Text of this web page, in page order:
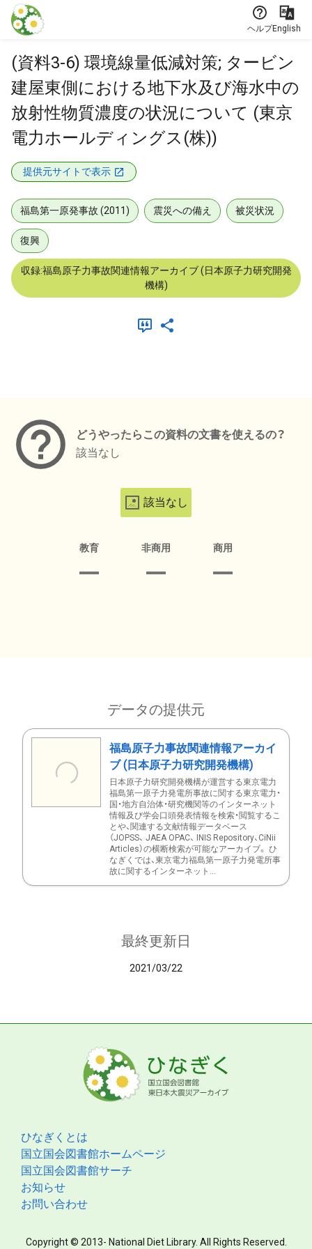
本文に飛ぶ
ヘルプEnglish
(資料3-6) 環境線量低減対策; タービン
建屋東側における地下水及び海水中の
放射性物質濃度の状況について (東京
電力ホールディングス(株))
提供元サイトで表示
福島第一原発事故 (2011) 震災への備え 被災状況
復興
収録:福島原子力事故関連情報アーカイブ (日本原子力研究開発
機構)
どうやったらこの資料の文書を使えるの？
該当なし
該当なし
教育 非商用 商用
データの提供元
福島原子力事故関連情報アーカイ
ブ (日本原子力研究開発機構)
日本原子力研究開発機構が運営する東京電力
福島第一原子力発電所事故に関する東京電力・
国・地方自治体・研究機関等のインターネット
情報及び学会口頭発表情報を検索・閲覧するこ
とや、関連する文献情報データベース
（JOPSS、 JAEA OPAC、 INIS Repository、CiNii
Articles）の横断検索が可能なアーカイブ。 ひ
なぎくでは、東京電力福島第一原子力発電所事
故に関するインターネット...
最終更新日
2021/03/22
ひなぎくとは
国立国会図書館ホームページ
国立国会図書館サーチ
お知らせ
お問い合わせ
Copyright © 2013- National Diet Library. All Rights Reserved.